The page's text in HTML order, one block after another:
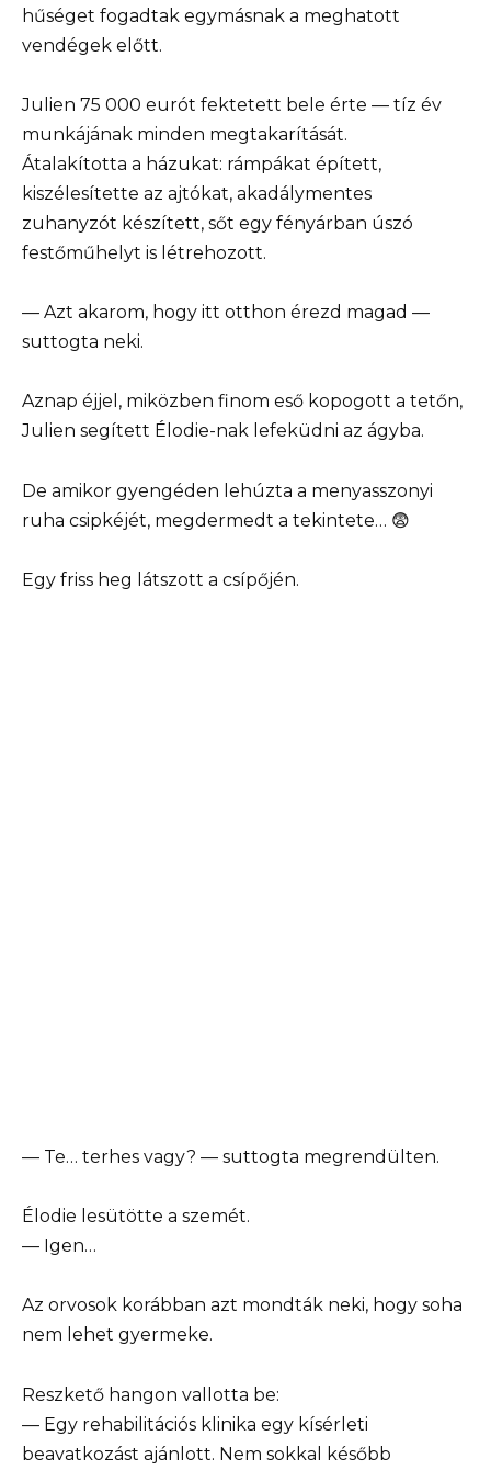
hűséget fogadtak egymásnak a meghatott
vendégek előtt.
Julien 75 000 eurót fektetett bele érte — tíz év
munkájának minden megtakarítását.
Átalakította a házukat: rámpákat épített,
kiszélesítette az ajtókat, akadálymentes
zuhanyzót készített, sőt egy fényárban úszó
festőműhelyt is létrehozott.
— Azt akarom, hogy itt otthon érezd magad —
suttogta neki.
Aznap éjjel, miközben finom eső kopogott a tetőn,
Julien segített Élodie-nak lefeküdni az ágyba.
De amikor gyengéden lehúzta a menyasszonyi
ruha csipkéjét, megdermedt a tekintete… 😨
Egy friss heg látszott a csípőjén.
— Te… terhes vagy? — suttogta megrendülten.
Élodie lesütötte a szemét.
— Igen…
Az orvosok korábban azt mondták neki, hogy soha
nem lehet gyermeke.
Reszkető hangon vallotta be:
— Egy rehabilitációs klinika egy kísérleti
beavatkozást ajánlott. Nem sokkal később